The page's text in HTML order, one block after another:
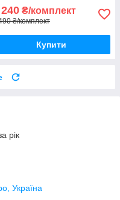
₴/комплект
₴/комплект
Купити
рік
Україна